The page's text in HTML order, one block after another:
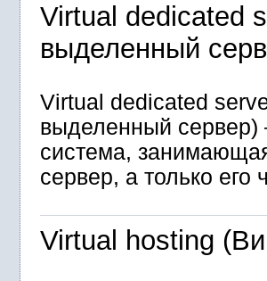
Virtual dedicated
выделенный
Virtual dedicated
выделенный
система,
сервер, а только его
Virtual hosting